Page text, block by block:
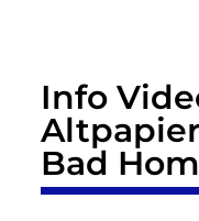
Info
Bad